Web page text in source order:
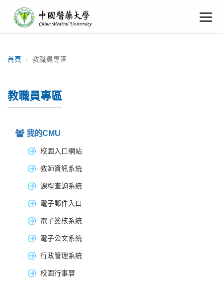
要
中
國
醫
藥
大
學
首頁 教職員專區
教職員專區
我的CMU
校園入口網站
教師資訊系統
課程查詢系統
電子郵件入口
電子簽核系統
電子公文系統
行政管理系統
校園行事曆